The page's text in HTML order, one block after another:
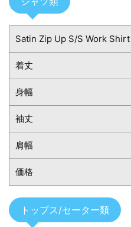
Satin Zip Up S/S Work Shirt
着丈
身幅
袖丈
肩幅
価格
トップス/セーター類